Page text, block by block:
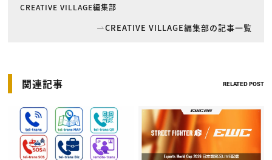
CREATIVE VILLAGE編集部
CREATIVE VILLAGE編集部の記事一覧
関連記事 RELATED POST